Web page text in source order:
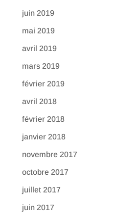
juin 2019
mai 2019
avril 2019
mars 2019
février 2019
avril 2018
février 2018
janvier 2018
novembre 2017
octobre 2017
juillet 2017
juin 2017